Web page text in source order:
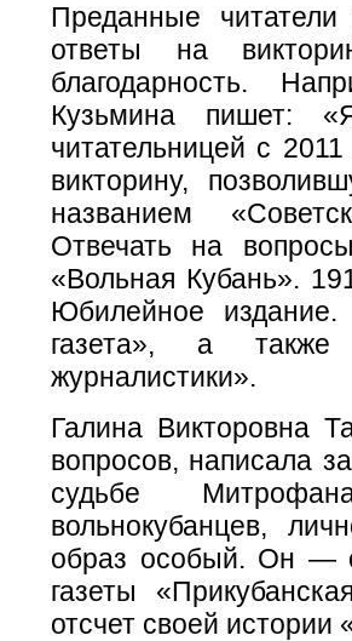
Преданные
ответы на
благодарность.
Кузьмина пишет:
читательницей с
викторину,
названием
Отвечать на
«Вольная Кубань».
Юбилейное
газета», а также
журналистики».
Галина Викторовна
вопросов, написала
судьбе
вольнокубанцев,
образ особый. Он —
газеты
отсчет своей истории